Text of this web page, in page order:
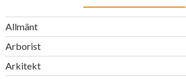
Allmänt
Arborist
Arkitekt